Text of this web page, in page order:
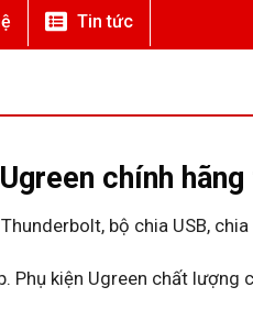
Tin tức
chính
bộ chia USB,
kiện Ugreen chất lượng